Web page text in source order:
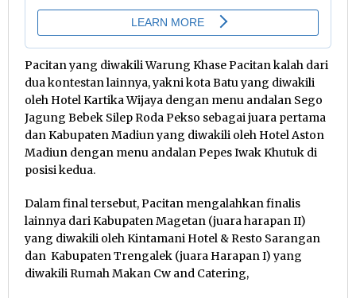
Pacitan yang diwakili Warung Khase Pacitan kalah dari
dua kontestan lainnya, yakni kota Batu yang diwakili
oleh Hotel Kartika Wijaya dengan menu andalan Sego
Jagung Bebek Silep Roda Pekso sebagai juara pertama
dan Kabupaten Madiun yang diwakili oleh Hotel Aston
Madiun dengan menu andalan Pepes Iwak Khutuk di
posisi kedua.
Dalam final tersebut, Pacitan mengalahkan finalis
lainnya dari Kabupaten Magetan (juara harapan II)
yang diwakili oleh Kintamani Hotel & Resto Sarangan
dan Kabupaten Trengalek (juara Harapan I) yang
diwakili Rumah Makan Cw and Catering,